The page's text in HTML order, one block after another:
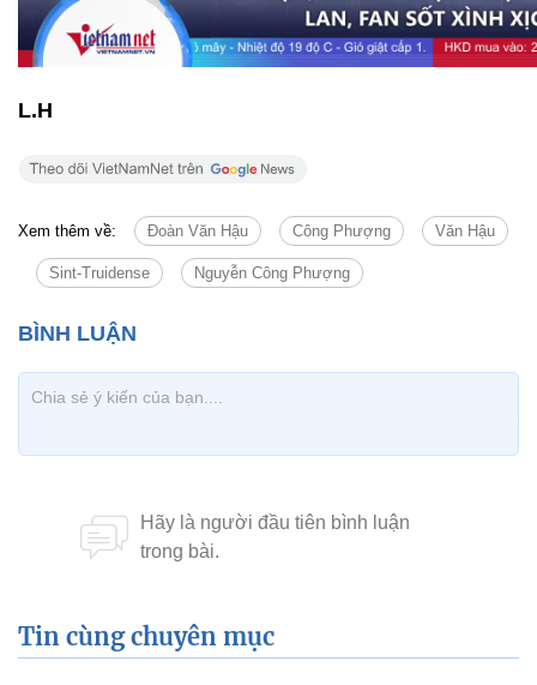
L.H
Xem thêm về: Đoàn Văn Hậu Công Phượng Văn Hậu
Sint-Truidense Nguyễn Công Phượng
Tin cùng chuyên mục